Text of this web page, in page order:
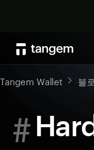
Tangem Wallet 블
#